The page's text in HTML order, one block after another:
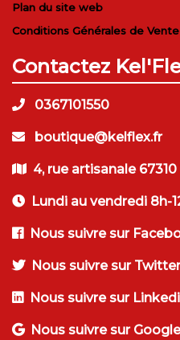
Plan du site web
Conditions Générales de Vente
Contactez
0367101550
boutique@kelflex.fr
4, rue artisanale
Lundi au vendredi 8h-
Nous suivre sur
Nous suivre sur Twitter
Nous suivre sur
Nous suivre sur